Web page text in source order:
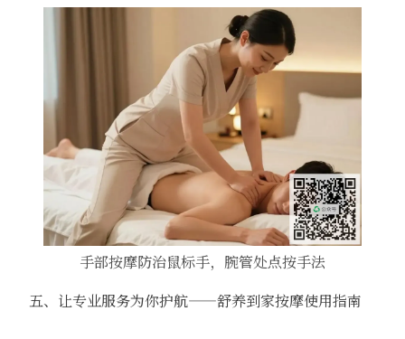
手部按摩防治鼠标手，腕管处点按手法
五、让专业服务为你护航——舒养到家按摩使用指南